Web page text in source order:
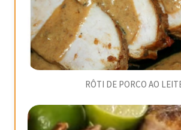
RÔTI DE PORCO AO